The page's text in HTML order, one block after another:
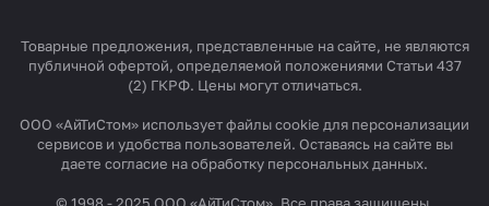
Товарные предложения, представленные на сайте, не являются
публичной офертой, определяемой положениями Статьи 437
(2) ГКРФ. Цены могут отличаться.
ООО «АйТиСтом» использует файлы cookie для персонализации
сервисов и удобства пользователей. Оставаясь на сайте вы
даете согласие на обработку персональных данных.